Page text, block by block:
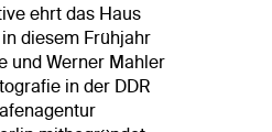
ehrt das Haus
diesem Frühjahr
und Werner Mahler
in der DDR